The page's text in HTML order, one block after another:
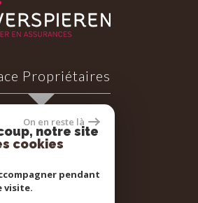
Propriétaires
Espace propriétaires
On en reste là
notre site
cookies
pendant
visite.